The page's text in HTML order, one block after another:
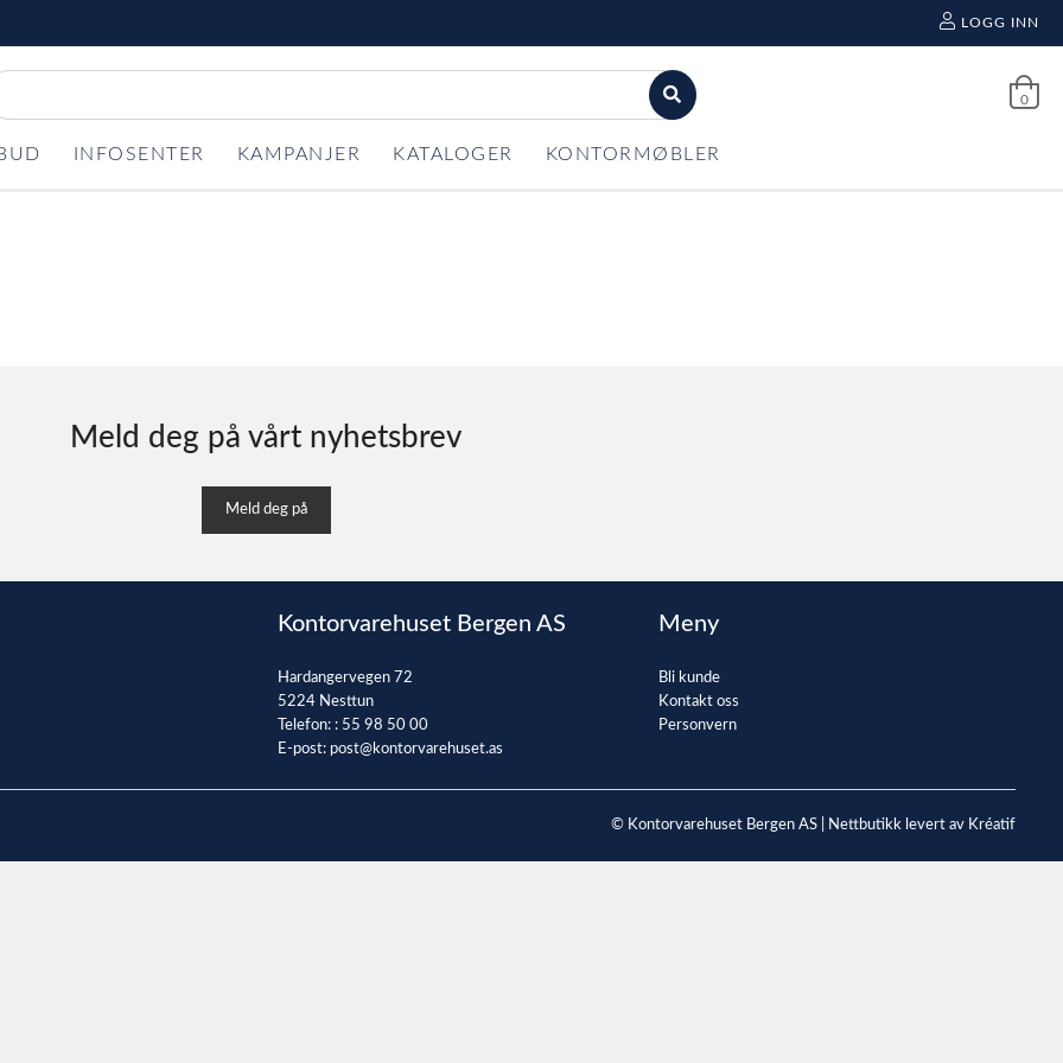
LOGG INN
0
INFOSENTER KAMPANJER KATALOGER KONTORMØBLER
Meld deg på vårt nyhetsbrev
Meld deg på
Kontorvarehuset Bergen AS
Hardangervegen 72
5224 Nesttun
Telefon: : 55 98 50 00
E-post: post@kontorvarehuset.as
Meny
Bli kunde
Kontakt oss
Personvern
© Kontorvarehuset Bergen AS | Nettbutikk levert av Kréatif